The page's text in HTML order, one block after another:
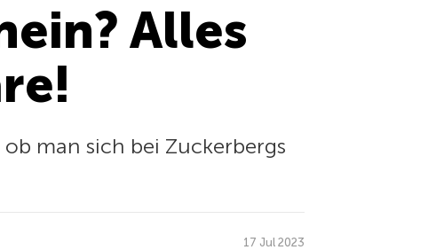
Alles
man sich bei Zuckerbergs
17 Jul 2023